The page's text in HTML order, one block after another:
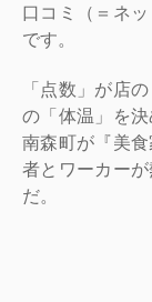
口コミ（＝ネ
です。
「点数」が店
の「体温」を
南森町が『美
者とワーカー
だ。